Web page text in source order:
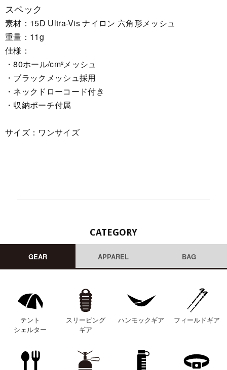
スペック
素材：15D Ultra-Vis ナイロン 六角形メッシュ
重量：11g
仕様：
・80ホール/cm²メッシュ
・ブラックメッシュ採用
・ネックドローコード付き
・収納ポーチ付属
サイズ：ワンサイズ
CATEGORY
GEAR APPAREL BAG
テント
シェルター
スリーピング
ギア
ハンモックギア フィールドギア